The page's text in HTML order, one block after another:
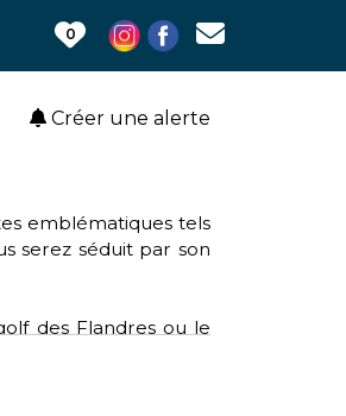
0
Créer une alerte
emblématiques tels
serez séduit par son
des Flandres ou le
le volley-ball et le